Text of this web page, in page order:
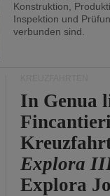
Konstruktion,
Inspektion und
verbunden sind.
In Genua
Explora
Explora